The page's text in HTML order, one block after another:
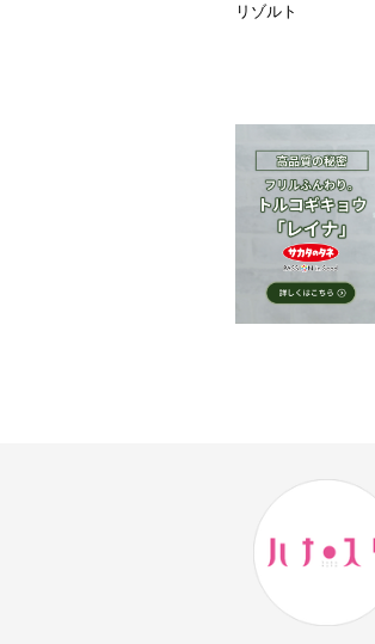
リゾルト